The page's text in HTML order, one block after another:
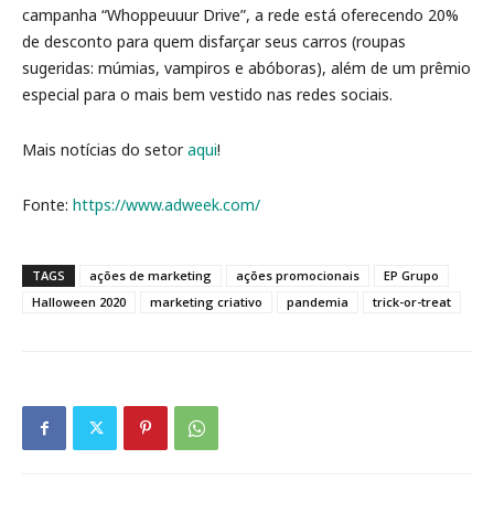
campanha “Whoppeuuur Drive”, a rede está oferecendo 20%
de desconto para quem disfarçar seus carros (roupas
sugeridas: múmias, vampiros e abóboras), além de um prêmio
especial para o mais bem vestido nas redes sociais.
Mais notícias do setoraqui!
Fonte: https://www.adweek.com/
TAGS ações de marketing ações promocionais
EP Grupo
Halloween 2020
marketing criativo pandemia trick-or-treat